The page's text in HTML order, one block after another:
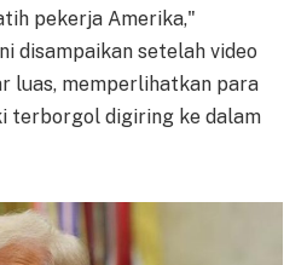
pekerja Amerika,"
disampaikan setelah video
luas, memperlihatkan para
terborgol digiring ke dalam